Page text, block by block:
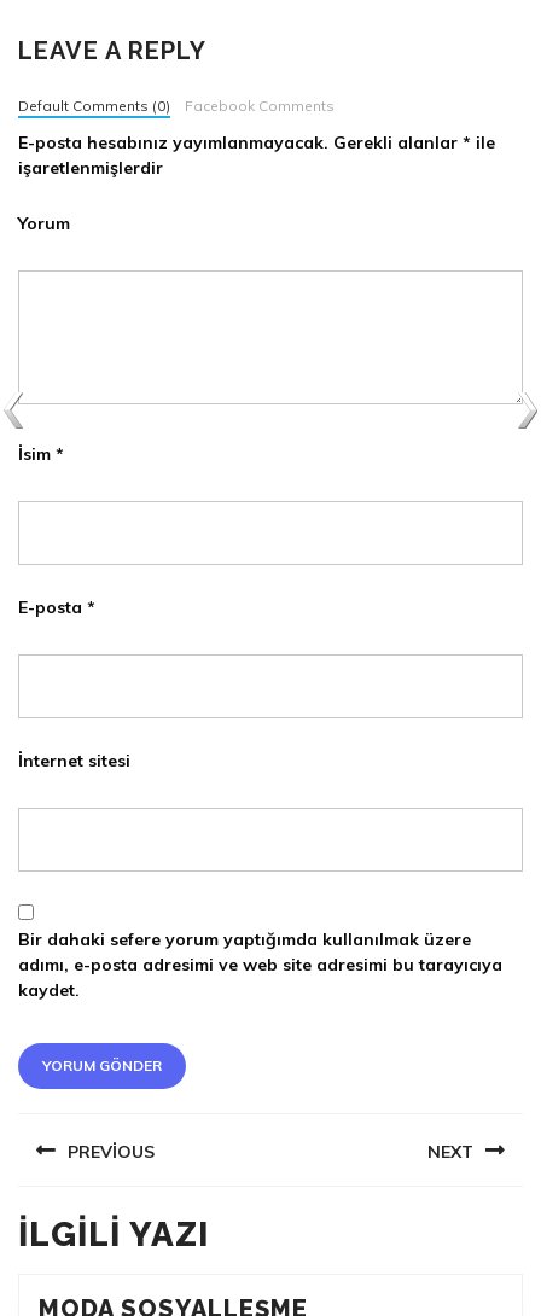
LEAVE A REPLY
Default Comments (0) Facebook Comments
E-posta hesabınız yayımlanmayacak. Gerekli alanlar * ile
işaretlenmişlerdir
Yorum
İsim *
E-posta *
İnternet sitesi
Bir dahaki sefere yorum yaptığımda kullanılmak üzere
adımı, e-posta adresimi ve web site adresimi bu tarayıcıya
kaydet.
PREVIOUS
Previous
post:
NEXT
ILGILI YAZI
MODA SOSYALLEŞME